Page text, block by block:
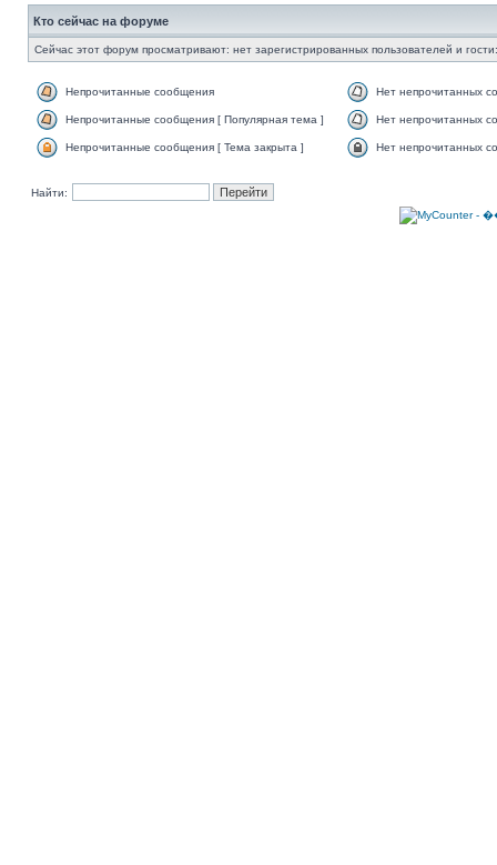
Кто сейчас на форуме
Сейчас этот форум просматривают: нет зарегистрированных пользователей и
Непрочитанные сообщения Нет непрочитанных
Непрочитанные сообщения [ Популярная тема ] Нет непрочитанных
Непрочитанные сообщения [ Тема закрыта ] Нет непрочитанных
Найти: